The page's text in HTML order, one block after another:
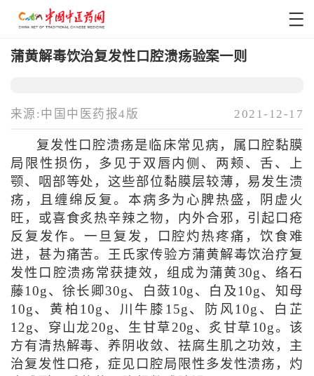
蒲黄解毒饮治复发性口腔溃疡验案一则
来源:中国中医药报4版 2021-12-17
复发性口腔溃疡是临床常见病，属口腔黏膜
局限性损伤，多见于双唇内侧、两颊、舌、上
颚、咽部等处，这些部位黏膜层较薄，易发生溃
疡，且缠绵反复。本病多为心脾热盛，阴虚火
旺，或喜食炙热辛辣之物，内外合邪，引起口疮
反复发作。一旦复发，口腔灼热疼痛，饮食难
进，甚为痛苦。王氏家传验方蒲黄解毒饮治疗复
发性口腔溃疡常获捷效，组成为蒲黄30g、络石
藤10g、徐长卿30g、白蔹10g、白及10g、知母
10g、黄柏10g、川牛膝15g、防风10g、白芷
12g、穿山龙20g、生甘草20g、炙甘草10g。该
方有清热解毒、养阴收敛、祛腐生肌之功效，主
治复发性口疮，症见口腔局限性多发性溃疡，灼